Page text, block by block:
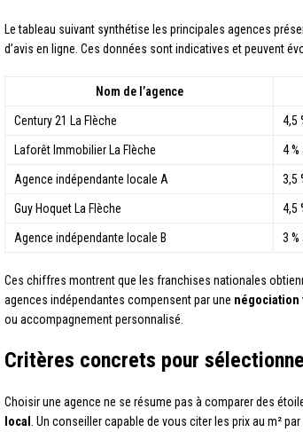
Le tableau suivant synthétise les principales agences
d’avis en ligne. Ces données sont indicatives et peuvent
Nom de l’agence
Century 21 La Flèche 4,5
Laforêt Immobilier La Flèche 4 %
Agence indépendante locale A 3,5
Guy Hoquet La Flèche 4,5
Agence indépendante locale B 3 %
Ces chiffres montrent que les franchises nationales
agences indépendantes compensent par une négociation
ou accompagnement personnalisé.
Critères concrets pour
Choisir une agence ne se résume pas à comparer des
local . Un conseiller capable de vous citer les prix au m²